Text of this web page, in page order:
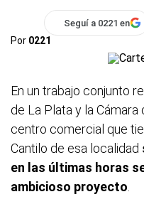
Seguí a 0221 en
Por 0221
En un trabajo conjunto
de La Plata y la Cámara
centro comercial que
Cantilo de esa localidad
en las últimas horas
ambicioso proyecto